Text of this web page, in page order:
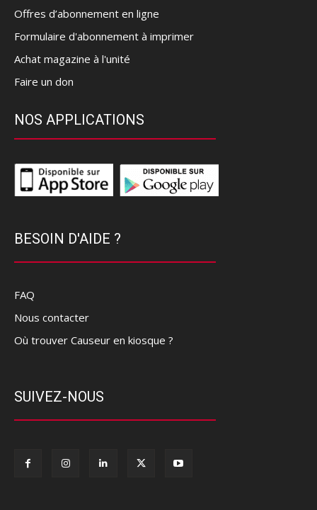
Offres d’abonnement en ligne
Formulaire d'abonnement à imprimer
Achat magazine à l'unité
Faire un don
NOS APPLICATIONS
BESOIN D'AIDE ?
FAQ
Nous contacter
Où trouver Causeur en kiosque ?
SUIVEZ-NOUS